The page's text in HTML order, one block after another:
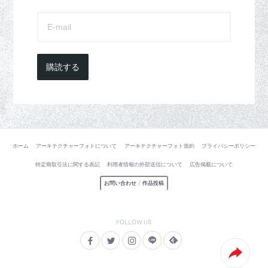
購読する
ホーム アーキテクチャーフォトについて アーキテクチャーフォト規約 プライバシーポリシー
特定商取引法に関する表記 利用者情報の外部送信について 広告掲載について
お問い合わせ / 作品投稿